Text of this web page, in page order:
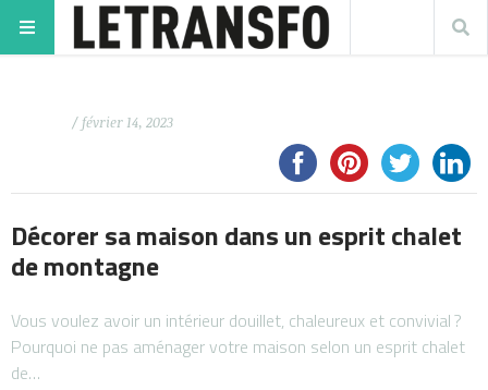
/ février 14, 2023
Décorer sa maison dans un esprit chalet
de montagne
Vous voulez avoir un intérieur douillet, chaleureux et convivial ?
Pourquoi ne pas aménager votre maison selon un esprit chalet
de…